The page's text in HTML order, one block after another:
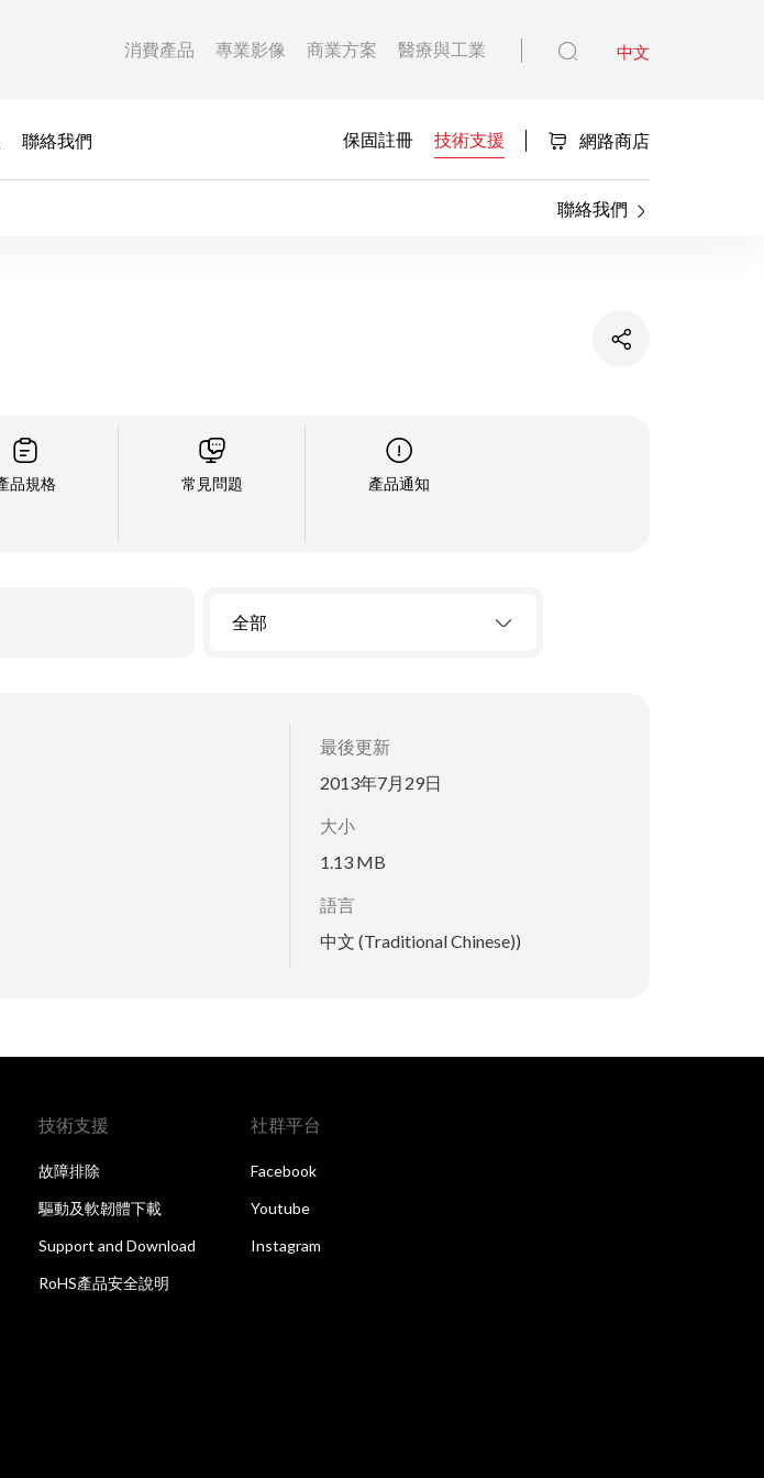
消費產品 專業影像 商業方案 醫療與工業 中文
聯絡我們 保固註冊 技術支援 網路商店
聯絡我們
品規格 常見問題 產品通知
全部
最後更新
2013年7月29日
大小
1.13 MB
語言
中文 (Traditional Chinese))
技術支援
故障排除
驅動及軟韌體下載
Support and Download
RoHS產品安全說明
社群平台
Facebook
Youtube
Instagram